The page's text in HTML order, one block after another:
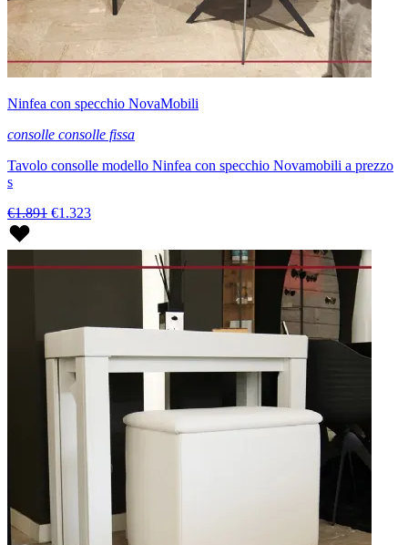
Ninfea con specchio NovaMobili
consolle consolle fissa
Tavolo consolle modello Ninfea con specchio Novamobili a prezzo
s
€1.891 €1.323